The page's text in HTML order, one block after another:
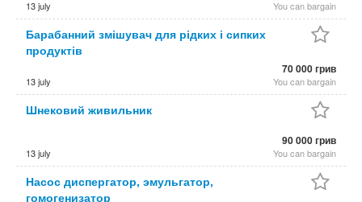
13 july You can bargain
Барабанний змішувач для рідких і сипких
продуктів
13 july
70 000 грив
You can bargain
Шнековий живильник
13 july
90 000 грив
You can bargain
Насос диспергатор, эмульгатор,
гомогенизатор